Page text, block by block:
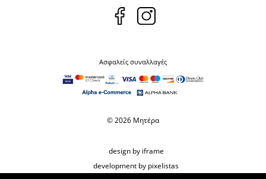
Ασφαλείς συναλλαγές
© 2026 Μητέρα
design by iframe
development by pixelistas